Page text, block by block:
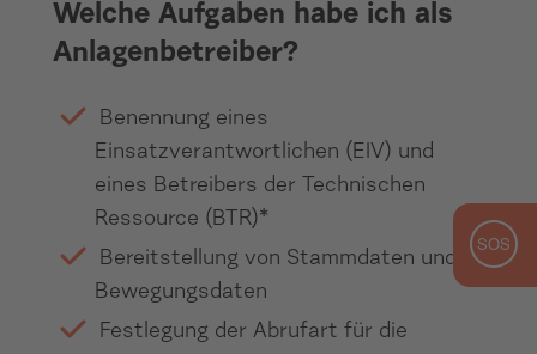
Welche Aufgaben habe ich als
Anlagenbetreiber?
Benennung eines
Einsatzverantwortlichen (EIV) und
eines Betreibers der Technischen
Ressource (BTR)*
Bereitstellung von Stammdaten und
Bewegungsdaten
Festlegung der Abrufart für die